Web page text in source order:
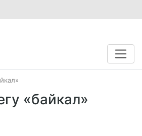
«байкал»